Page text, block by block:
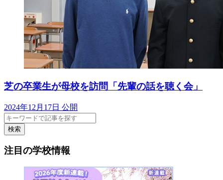
芝の卒業生が母校を訪問「先輩の話を聴く会」
2024年12月17日 公開
検索
注目の学校情報